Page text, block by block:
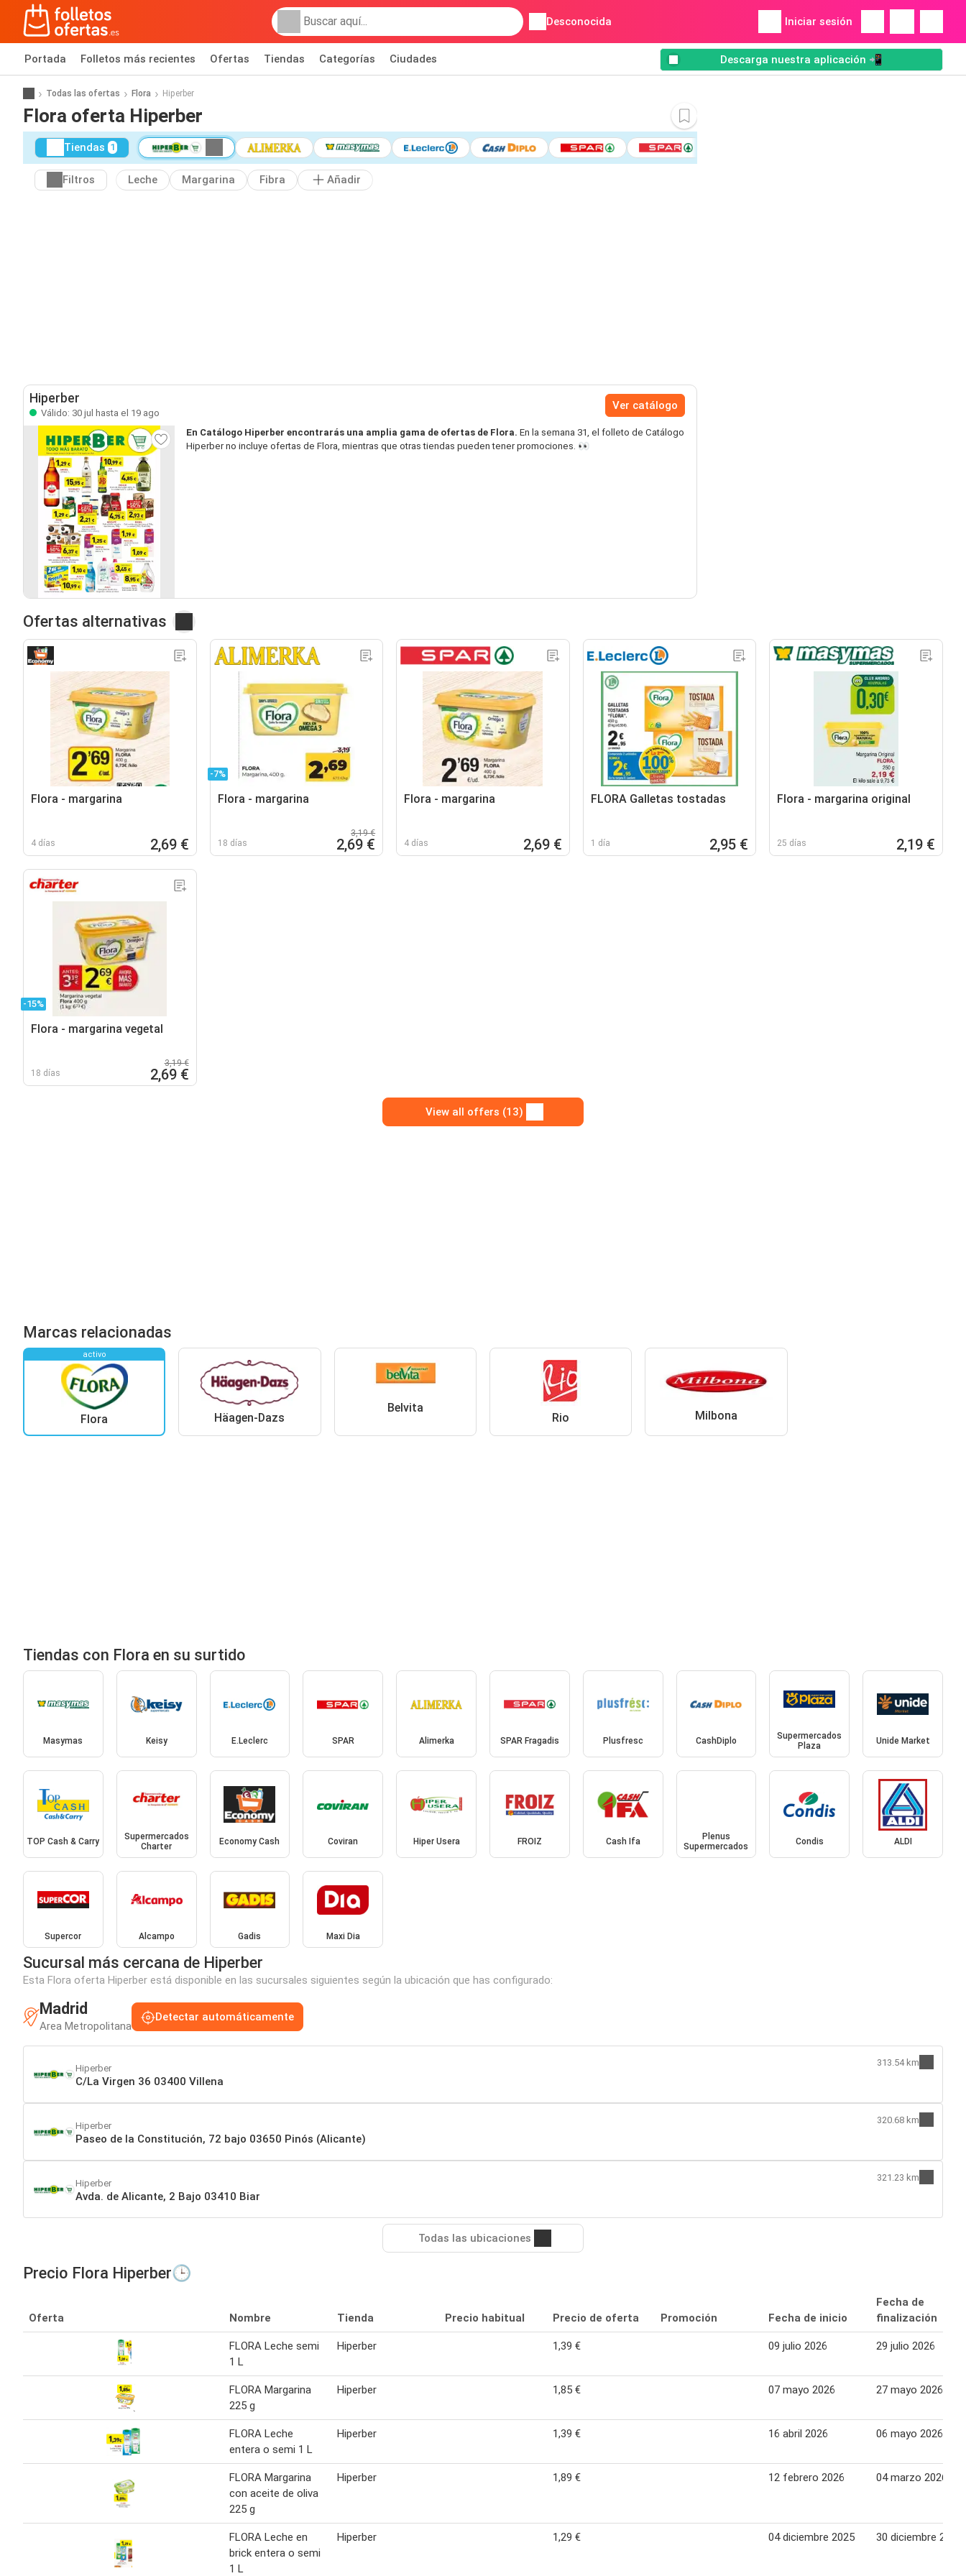
Desconocida Iniciar sesión
Portada Folletos más recientes Ofertas Tiendas Categorías Ciudades Descarga nuestra aplicación 📲
Todas las ofertas Flora Hiperber
Flora oferta Hiperber
Tiendas 1
Filtros Leche Margarina Fibra Añadir
Hiperber
Válido: 30 jul hasta el 19 ago
Ver catálogo
En Catálogo Hiperber encontrarás una amplia gama de ofertas de Flora. En la semana 31, el folleto de Catálogo
Hiperber no incluye ofertas de Flora, mientras que otras tiendas pueden tener promociones. 👀
Ofertas alternativas
Flora - margarina
4 días 2,69 €
-7%
Flora - margarina
18 días
3,19 €
2,69 €
Flora - margarina
4 días 2,69 €
FLORA Galletas tostadas
1 día 2,95 €
Flora - margarina original
25 días 2,19 €
-15%
Flora - margarina vegetal
18 días
3,19 €
2,69 €
View all offers (13)
Marcas relacionadas
activo
Flora Häagen-Dazs
Belvita
Rio Milbona
Tiendas con Flora en su surtido
Masymas Keisy E.Leclerc SPAR Alimerka SPAR Fragadis Plusfresc CashDiplo
Supermercados
Plaza
Unide Market
TOP Cash & Carry
Supermercados
Charter
Economy Cash Coviran Hiper Usera FROIZ Cash Ifa
Plenus
Supermercados
Condis ALDI
Supercor Alcampo Gadis Maxi Dia
Sucursal más cercana de Hiperber
Esta Flora oferta Hiperber está disponible en las sucursales siguientes según la ubicación que has configurado:
Madrid
Area Metropolitana
Detectar automáticamente
Hiperber
C/La Virgen 36 03400 Villena
313.54 km
Hiperber
Paseo de la Constitución, 72 bajo 03650 Pinós (Alicante)
320.68 km
Hiperber
Avda. de Alicante, 2 Bajo 03410 Biar
321.23 km
Todas las ubicaciones
Precio Flora Hiperber🕒
Oferta Nombre Tienda Precio habitual Precio de oferta Promoción Fecha de inicio
Fecha de
finalización
FLORA Leche semi
1 L
Hiperber 1,39 € 09 julio 2026 29 julio 2026
FLORA Margarina
225 g
Hiperber 1,85 € 07 mayo 2026 27 mayo 2026
FLORA Leche
entera o semi 1 L
Hiperber 1,39 € 16 abril 2026 06 mayo 2026
FLORA Margarina
con aceite de oliva
225 g
Hiperber 1,89 € 12 febrero 2026 04 marzo 2026
FLORA Leche en
brick entera o semi
1 L
Hiperber 1,29 € 04 diciembre 2025 30 diciembre 2025